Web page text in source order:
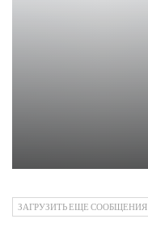
ЗАГРУЗИТЬ ЕЩЕ СООБЩЕНИЯ